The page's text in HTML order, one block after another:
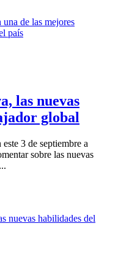
las nuevas
global
3 de septiembre a
sobre las nuevas